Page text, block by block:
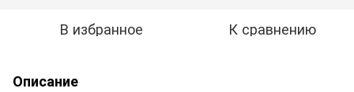
В избранное К сравнению
Описание